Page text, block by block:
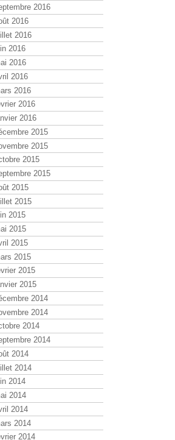
2016
2016
2016
2016
2016
2016
2016
2016
2016
2015
2015
2015
2015
2015
2015
2015
2015
2015
2015
2015
2015
2014
2014
2014
2014
2014
2014
2014
2014
2014
2014
2014